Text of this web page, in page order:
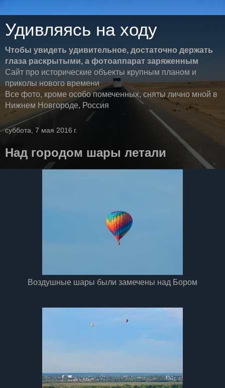
Удивляясь на ходу
Чтобы увидеть удивительное, достаточно держать
глаза раскрытыми, а фотоаппарат заряженным
Сайт про исторические объекты крупным планом и
приколы нового времени
Все фото, кроме особо помеченных, сняты лично мной в
Нижнем Новгороде, Россия
суббота, 7 мая 2016 г.
Над городом шары летали
Воздушные шары были замечены над Бором